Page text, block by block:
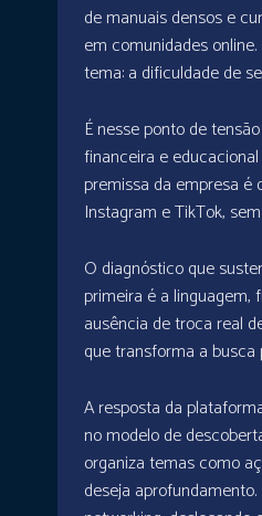
de manuais densos e
em comunidades
tema: a dificuldade de
É nesse ponto de
financeira e
premissa da empresa
Instagram e TikTok,
O diagnóstico que
primeira é a linguagem,
ausência de troca real
que transforma a
A resposta da
no modelo de
organiza temas como
deseja